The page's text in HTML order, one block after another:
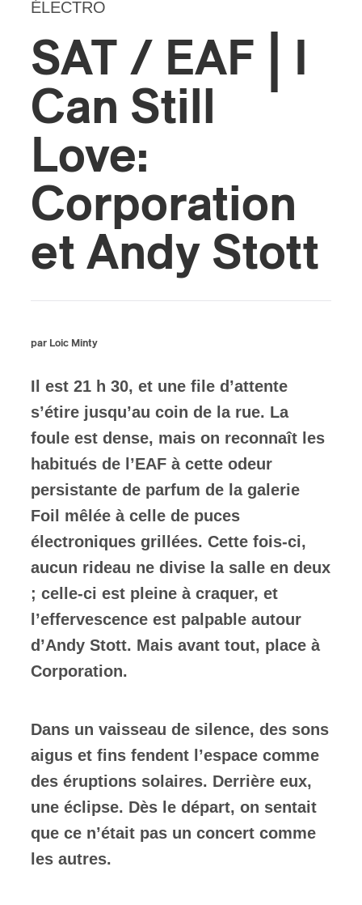
ÉLECTRO
SAT / EAF | I
Can Still
Love:
Corporation
et Andy Stott
par Loic Minty
Il est 21 h 30, et une file d’attente
s’étire jusqu’au coin de la rue. La
foule est dense, mais on reconnaît les
habitués de l’EAF à cette odeur
persistante de parfum de la galerie
Foil mêlée à celle de puces
électroniques grillées. Cette fois-ci,
aucun rideau ne divise la salle en deux
; celle-ci est pleine à craquer, et
l’effervescence est palpable autour
d’Andy Stott. Mais avant tout, place à
Corporation.
Dans un vaisseau de silence, des sons
aigus et fins fendent l’espace comme
des éruptions solaires. Derrière eux,
une éclipse. Dès le départ, on sentait
que ce n’était pas un concert comme
les autres.